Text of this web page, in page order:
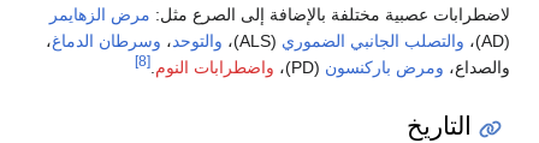
لاضطرابات عصبية مختلفة بالإضافة إلى الصرع مثل: مرض الزهايمر
(AD)،
والتصلب الجانبي الضموري (ALS)، والتوحد، وسرطان الدماغ،
والصداع، ومرض باركنسون (PD)، واضطرابات النوم [8]
التاريخ